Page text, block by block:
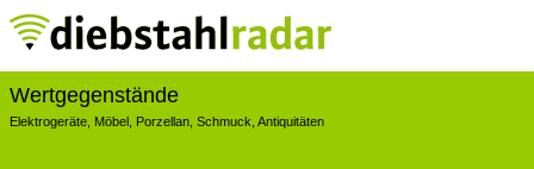
Wertgegenstände
Elektrogeräte Möbel Porzellan Schmuck Antiquitäten